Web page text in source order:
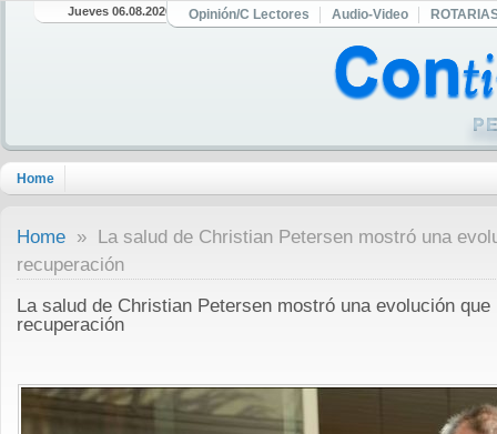
Jueves 06.08.2026 Opinión/C Lectores Audio-Video
Home
Home » La salud de Christian Petersen mostró una
recuperación
La salud de Christian Petersen mostró una evolución
recuperación